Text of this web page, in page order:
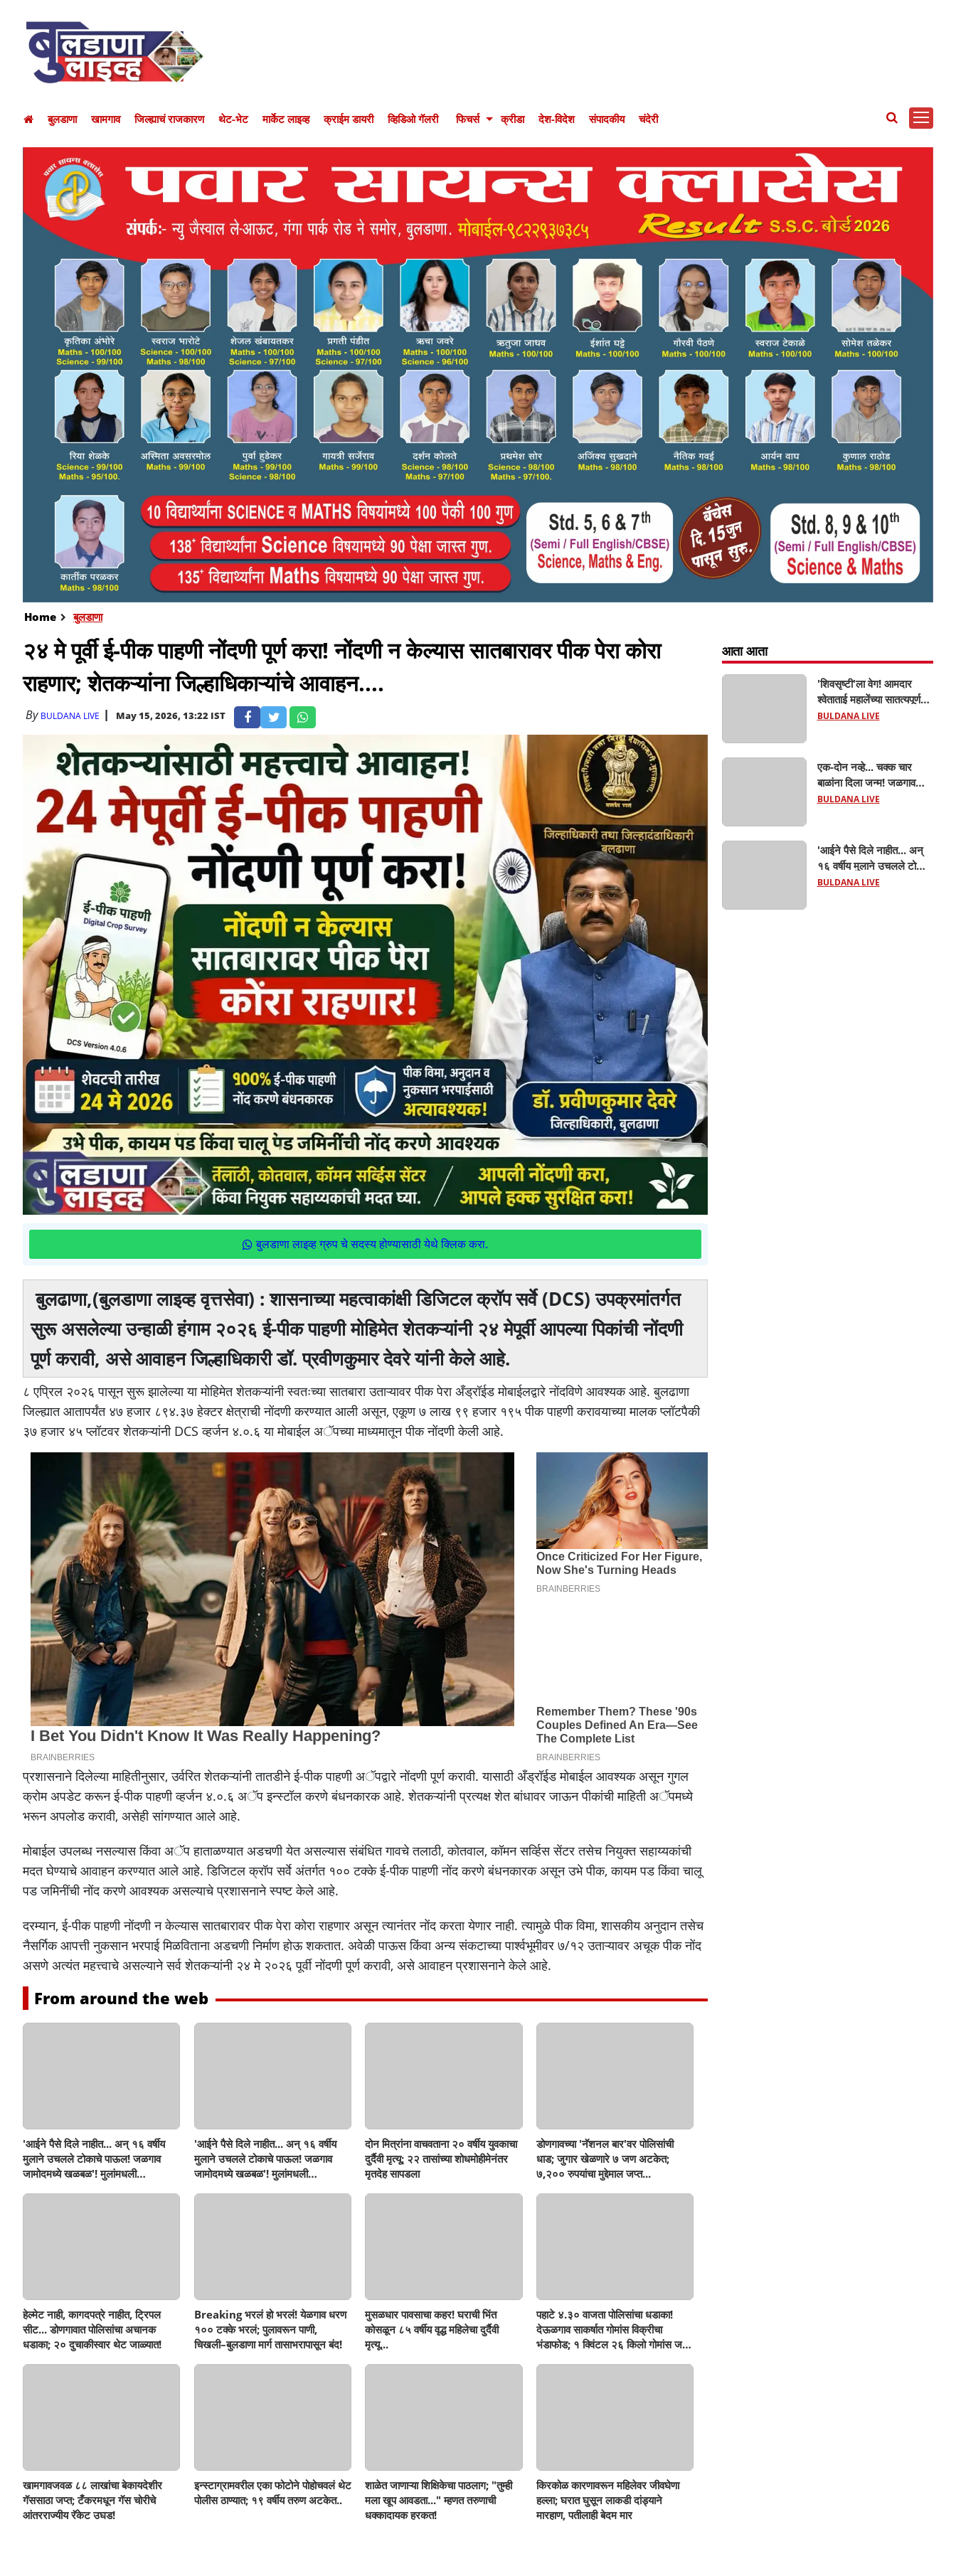
बुलडाणा खामगाव जिल्ह्याचं राजकारण थेट-भेट मार्केट लाइव्ह क्राईम डायरी व्हिडिओ गॅलरी फिचर्स क्रीडा देश-विदेश संपादकीय चंदेरी
Home बुलडाणा
२४ मे पूर्वी ई-पीक पाहणी नोंदणी पूर्ण करा! नोंदणी न केल्यास सातबारावर पीक पेरा कोरा
राहणार; शेतकऱ्यांना जिल्हाधिकाऱ्यांचे आवाहन....
By BULDANA LIVE May 15, 2026, 13:22 IST
बुलडाणा लाइव्ह ग्रुप चे सदस्य होण्यासाठी येथे क्लिक करा.
बुलढाणा,(बुलडाणा लाइव्ह वृत्तसेवा) : शासनाच्या महत्वाकांक्षी डिजिटल क्रॉप सर्वे (DCS) उपक्रमांतर्गत
सुरू असलेल्या उन्हाळी हंगाम २०२६ ई-पीक पाहणी मोहिमेत शेतकऱ्यांनी २४ मेपूर्वी आपल्या पिकांची नोंदणी
पूर्ण करावी, असे आवाहन जिल्हाधिकारी डॉ. प्रवीणकुमार देवरे यांनी केले आहे.
८ एप्रिल २०२६ पासून सुरू झालेल्या या मोहिमेत शेतकऱ्यांनी स्वतःच्या सातबारा उताऱ्यावर पीक पेरा अँड्रॉईड मोबाईलद्वारे नोंदविणे आवश्यक आहे. बुलढाणा
जिल्ह्यात आतापर्यंत ४७ हजार ८९४.३७ हेक्टर क्षेत्राची नोंदणी करण्यात आली असून, एकूण ७ लाख ९९ हजार १९५ पीक पाहणी करावयाच्या मालक प्लॉटपैकी
३७ हजार ४५ प्लॉटवर शेतकऱ्यांनी DCS व्हर्जन ४.०.६ या मोबाईल अॅपच्या माध्यमातून पीक नोंदणी केली आहे.
प्रशासनाने दिलेल्या माहितीनुसार, उर्वरित शेतकऱ्यांनी तातडीने ई-पीक पाहणी अॅपद्वारे नोंदणी पूर्ण करावी. यासाठी अँड्रॉईड मोबाईल आवश्यक असून गुगल
क्रोम अपडेट करून ई-पीक पाहणी व्हर्जन ४.०.६ अॅप इन्स्टॉल करणे बंधनकारक आहे. शेतकऱ्यांनी प्रत्यक्ष शेत बांधावर जाऊन पीकांची माहिती अॅपमध्ये
भरून अपलोड करावी, असेही सांगण्यात आले आहे.
मोबाईल उपलब्ध नसल्यास किंवा अॅप हाताळण्यात अडचणी येत असल्यास संबंधित गावचे तलाठी, कोतवाल, कॉमन सर्व्हिस सेंटर तसेच नियुक्त सहाय्यकांची
मदत घेण्याचे आवाहन करण्यात आले आहे. डिजिटल क्रॉप सर्वे अंतर्गत १०० टक्के ई-पीक पाहणी नोंद करणे बंधनकारक असून उभे पीक, कायम पड किंवा चालू
पड जमिनींची नोंद करणे आवश्यक असल्याचे प्रशासनाने स्पष्ट केले आहे.
दरम्यान, ई-पीक पाहणी नोंदणी न केल्यास सातबारावर पीक पेरा कोरा राहणार असून त्यानंतर नोंद करता येणार नाही. त्यामुळे पीक विमा, शासकीय अनुदान तसेच
नैसर्गिक आपत्ती नुकसान भरपाई मिळविताना अडचणी निर्माण होऊ शकतात. अवेळी पाऊस किंवा अन्य संकटाच्या पार्श्वभूमीवर ७/१२ उताऱ्यावर अचूक पीक नोंद
असणे अत्यंत महत्त्वाचे असल्याने सर्व शेतकऱ्यांनी २४ मे २०२६ पूर्वी नोंदणी पूर्ण करावी, असे आवाहन प्रशासनाने केले आहे.
From around the web
'आईने पैसे दिले नाहीत... अन् १६ वर्षीय
मुलाने उचलले टोकाचे पाऊल! जळगाव
जामोदमध्ये खळबळ'! मुलांमधली
'आईने पैसे दिले नाहीत... अन् १६ वर्षीय
मुलाने उचलले टोकाचे पाऊल! जळगाव
जामोदमध्ये खळबळ'! मुलांमधली
दोन मित्रांना वाचवताना २० वर्षीय युवकाचा
दुर्दैवी मृत्यू; २२ तासांच्या शोधमोहीमेनंतर
मृतदेह सापडला
डोणगावच्या 'नॅशनल बार'वर पोलिसांची
धाड; जुगार खेळणारे ७ जण अटकेत;
७,२०० रुपयांचा मुद्देमाल जप्त...
हेल्मेट नाही, कागदपत्रे नाहीत, ट्रिपल
सीट... डोणगावात पोलिसांचा अचानक
धडाका; २० दुचाकीस्वार थेट जाळ्यात!
Breaking भरलं हो भरलं! येळगाव धरण
१०० टक्के भरलं; पुलावरून पाणी,
चिखली–बुलडाणा मार्ग तासाभरापासून बंद!
मुसळधार पावसाचा कहर! घराची भिंत
कोसळून ८५ वर्षीय वृद्ध महिलेचा दुर्दैवी
मृत्यू...
पहाटे ४.३० वाजता पोलिसांचा धडाका!
देऊळगाव साकर्षात गोमांस विक्रीचा
भंडाफोड; १ क्विंटल २६ किलो गोमांस जप्त,
खामगावजवळ ८८ लाखांचा बेकायदेशीर
गॅससाठा जप्त; टँकरमधून गॅस चोरीचे
आंतरराज्यीय रॅकेट उघड!
इन्स्टाग्रामवरील एका फोटोने पोहोचवलं थेट
पोलीस ठाण्यात; १९ वर्षीय तरुण अटकेत..
शाळेत जाणाऱ्या शिक्षिकेचा पाठलाग; "तुम्ही
मला खूप आवडता..." म्हणत तरुणाची
धक्कादायक हरकत!
किरकोळ कारणावरून महिलेवर जीवघेणा
हल्ला; घरात घुसून लाकडी दांड्याने
मारहाण, पतीलाही बेदम मार
आता आता
'शिवसृष्टी'ला वेग! आमदार
श्वेताताई महालेंच्या सातत्यपूर्ण
पाठपुराव्याला मोठे यश; चिखलीत
हेरिटेज थीम पार्क',
BULDANA LIVE
एक-दोन नव्हे... चक्क चार
बाळांना दिला जन्म! जळगाव
तालुक्यातील आदिवासी महिलेची
चक्रावले
BULDANA LIVE
'आईने पैसे दिले नाहीत... अन्
१६ वर्षीय मुलाने उचलले टोकाचे
पाऊल! जळगाव जामोदमध्ये
BULDANA LIVE